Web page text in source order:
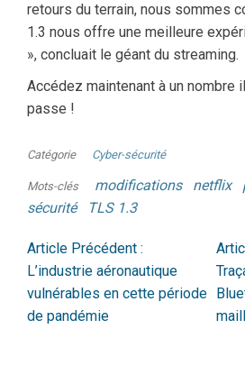
retours du terrain, nous sommes
1.3 nous offre une meilleure
», concluait le géant du streaming.
Accédez maintenant à un nombre
passe !
Catégorie Cyber-sécurité
Mots-clés modifications netflix
sécurité
TLS 1.3
Article Précédent :
L’industrie aéronautique
vulnérables en cette période
de pandémie